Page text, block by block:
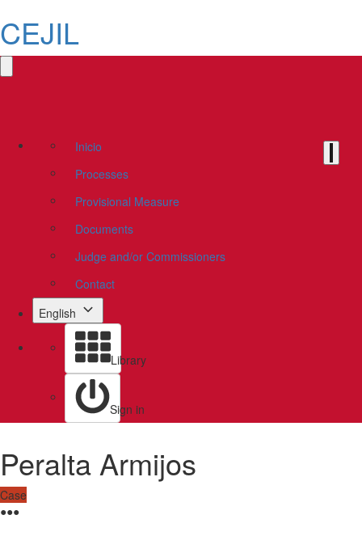
CEJIL
Inicio
Processes
Provisional Measure
Documents
Judge and/or Commissioners
Contact
English
Library
Sign in
Peralta Armijos
Case
●●●